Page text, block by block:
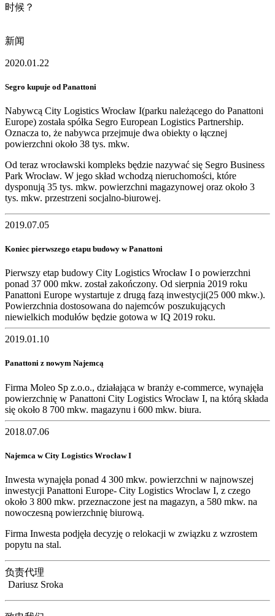
时候？
新闻
2020.01.22
Segro kupuje od Panattoni
Nabywcą City Logistics Wrocław I(parku należącego do Panattoni
Europe) została spółka Segro European Logistics Partnership.
Oznacza to, że nabywca przejmuje dwa obiekty o łącznej
powierzchni około 38 tys. mkw.
Od teraz wrocławski kompleks będzie nazywać się Segro Business
Park Wrocław. W jego skład wchodzą nieruchomości, które
dysponują 35 tys. mkw. powierzchni magazynowej oraz około 3
tys. mkw. przestrzeni socjalno-biurowej.
2019.07.05
Koniec pierwszego etapu budowy w Panattoni
Pierwszy etap budowy City Logistics Wrocław I o powierzchni
ponad 37 000 mkw. został zakończony. Od sierpnia 2019 roku
Panattoni Europe wystartuje z drugą fazą inwestycji(25 000 mkw.).
Powierzchnia dostosowana do najemców poszukujących
niewielkich modułów będzie gotowa w IQ 2019 roku.
2019.01.10
Panattoni z nowym Najemcą
Firma Moleo Sp z.o.o., działająca w branży e-commerce, wynajęła
powierzchnię w Panattoni City Logistics Wrocław I, na którą składa
się około 8 700 mkw. magazynu i 600 mkw. biura.
2018.07.06
Najemca w City Logistics Wrocław I
Inwesta wynajęła ponad 4 300 mkw. powierzchni w najnowszej
inwestycji Panattoni Europe- City Logistics Wroclaw I, z czego
około 3 800 mkw. przeznaczone jest na magazyn, a 580 mkw. na
nowoczesną powierzchnię biurową.
Firma Inwesta podjęła decyzję o relokacji w związku z wzrostem
popytu na stal.
负责代理
Dariusz Sroka